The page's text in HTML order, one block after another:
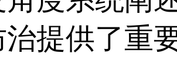
提供了重